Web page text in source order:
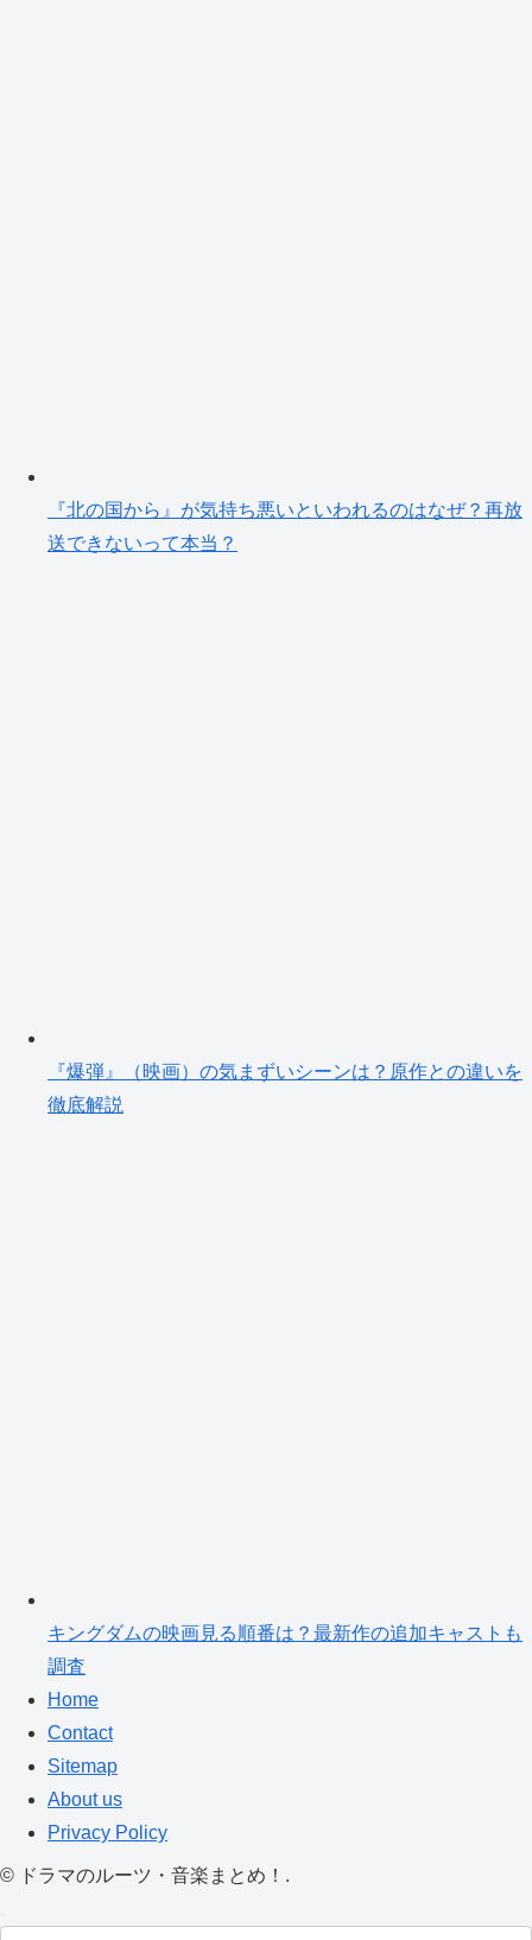
『北の国から』が気持ち悪いといわれるのはなぜ？再放
送できないって本当？
『爆弾』（映画）の気まずいシーンは？原作との違いを
徹底解説
キングダムの映画見る順番は？最新作の追加キャストも
調査
Home
Contact
Sitemap
About us
Privacy Policy
© ドラマのルーツ・音楽まとめ！.